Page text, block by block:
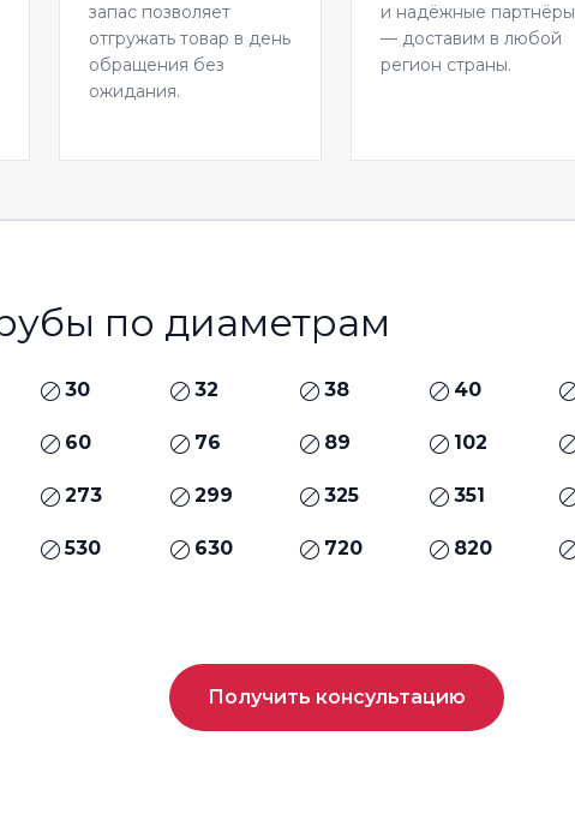
запас позволяет
отгружать товар в день
обращения без
ожидания.
и надёжные партнёры
— доставим в любой
регион страны.
по диаметрам
30 32 38 40
60 76 89 102
273 299 325 351
530 630 720 820
Получить консультацию